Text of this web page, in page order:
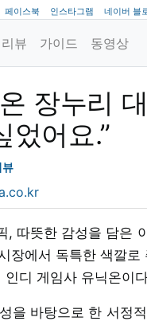
페이스북 인스타그램 네이버 블
리뷰 가이드 동영상
장누리 대
었어요.”
, 따뜻한 감성을 담은
장에서 독특한 색깔로
인디 게임사 유닉온이
을 바탕으로 한 서정